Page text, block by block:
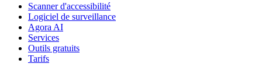
Scanner d'accessibilité
Logiciel de surveillance
Agora AI
Services
Outils gratuits
Tarifs